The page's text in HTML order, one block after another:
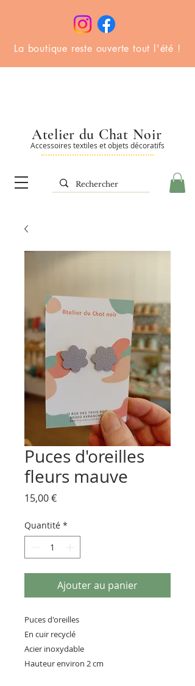
La boutique reste ouverte tout l'été !
Accessoires textiles et objets décoratifs
Atelier du Chat Noir
Puces d'oreilles
fleurs mauve
15,00 €Prix
Quantité *
Ajouter au panier
Puces d'oreilles
En cuir recyclé
Acier inoxydable
Hauteur environ 2 cm